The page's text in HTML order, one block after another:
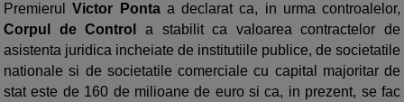
Premierul Victor Pontaa declarat ca, in urma controalelor,
Corpul de Control
a stabilit ca valoarea contractelor de
asistenta juridica incheiate de institutiile publice, de societatile
nationale si de societatile comerciale cu capital majoritar de
stat este de 160 de milioane de euro si ca, in prezent, se fac